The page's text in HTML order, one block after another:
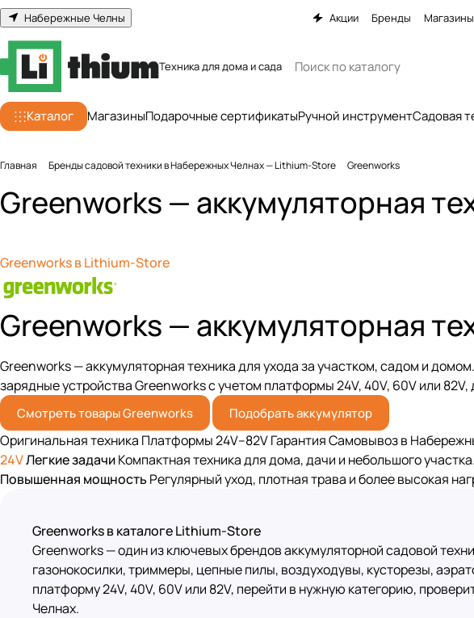
Набережные Челны Акции Бренды Магазины
Техника для дома и сада
Каталог МагазиныПодарочные сертификатыРучной инструментСадовая
Главная Бренды садовой техники в Набережных Челнах — Lithium-Store Greenworks
Greenworks — аккумуляторная
Greenworks в Lithium-Store
Greenworks — аккумуляторная
Greenworks — аккумуляторная техника для ухода за участком, садом и
зарядные устройства Greenworks с учетом платформы 24V, 40V, 60V или
Смотреть товары Greenworks Подобрать аккумулятор
Оригинальная техника Платформы 24V–82VГарантияСамовывоз в
24VЛегкие задачиКомпактная техника для дома, дачи и небольшого участка.
Повышенная мощность Регулярный уход, плотная трава и более высокая
Greenworks в каталоге Lithium-Store
Greenworks — один из ключевых брендов аккумуляторной садовой
газонокосилки, триммеры, цепные пилы, воздуходувы, кусторезы,
платформу 24V, 40V, 60V или 82V, перейти в нужную категорию,
Челнах.